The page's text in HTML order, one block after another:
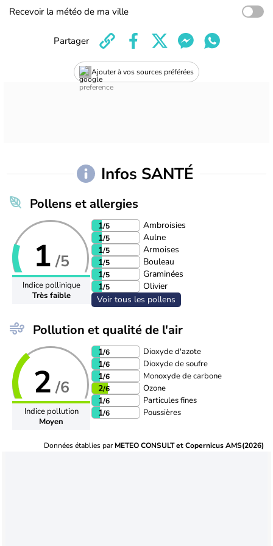
Recevoir la météo de ma ville
Ajouter à vos sources préférées
Partager
Infos SANTÉ
Pollens et allergies
1 /5
Indice pollinique
Très faible
1/5
Ambroisies
1/5
Aulne
1/5
Armoises
1/5
Bouleau
1/5
Graminées
1/5
Olivier
Voir tous les pollens
Pollution et qualité de l'air
2 /6
Indice pollution
Moyen
1/6 Dioxyde d'azote
1/6 Dioxyde de soufre
1/6 Monoxyde de carbone
2/6 Ozone
1/6 Particules fines
1/6 Poussières
Données établies parMETEO CONSULT et Copernicus AMS(2026)